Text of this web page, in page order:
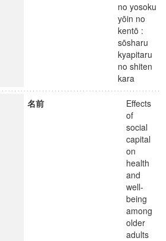
no yosoku
yōin no
kentō :
sōsharu
kyapitaru
no shiten
kara
名前
Effects
of
social
capital
on
health
and
well-
being
among
older
adults